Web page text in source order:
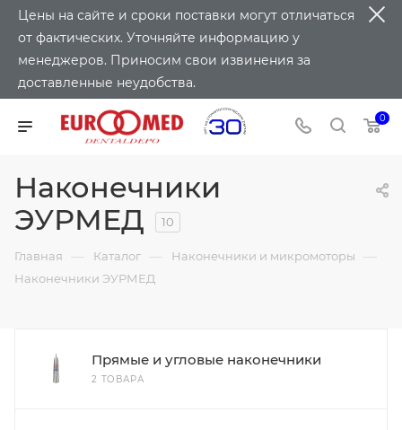
Цены на сайте и сроки поставки могут отличаться
от фактических. Уточняйте информацию у
менеджеров. Приносим свои извинения за
доставленные неудобства.
0
Наконечники
ЭУРМЕД
10
Главная — Каталог — Наконечники и микромоторы —
Наконечники ЭУРМЕД
Прямые и угловые наконечники
2 ТОВАРА